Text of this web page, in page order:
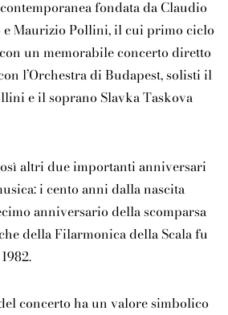
fondata da Claudio
Maurizio Pollini, il cui primo ciclo
un memorabile concerto diretto
l’Orchestra di Budapest, solisti il
e il soprano SlavkaTaskova
altri due importanti anniversari
i cento anni dalla nascita
anniversario della scomparsa
dellaFilarmonica della Scalafu
concerto ha un valore simbolico